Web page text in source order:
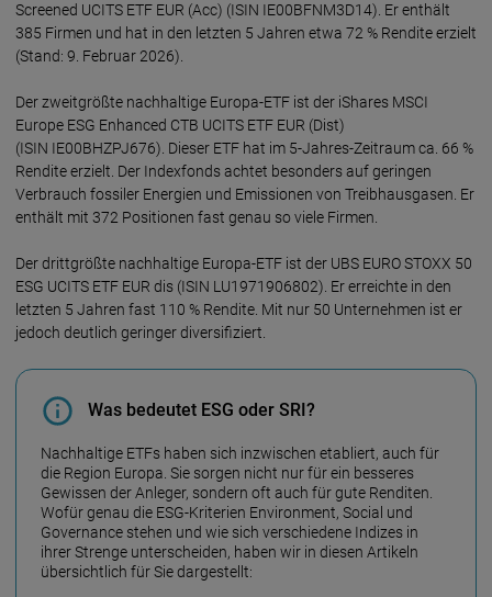
Screened UCITS ETF EUR (Acc) (ISIN IE00BFNM3D14). Er enthält
385 Firmen und hat in den letzten 5 Jahren etwa 72 % Rendite erzielt
(Stand: 9. Februar 2026).
Der zweitgrößte nachhaltige Europa-ETF ist der iShares MSCI
Europe ESG Enhanced CTB UCITS ETF EUR (Dist)
(ISIN IE00BHZPJ676). Dieser ETF hat im 5-Jahres-Zeitraum ca. 66 %
Ren­dite er­zielt. Der Indexfonds achtet besonders auf geringen
Verbrauch fossiler Energien und Emissionen von Treibhausgasen. Er
ent­hält mit 372 Positionen fast genau so viele Firmen.
Der drittgrößte nachhaltige Europa-ETF ist der UBS EURO STOXX 50
ESG UCITS ETF EUR dis (ISIN LU1971906802). Er erreichte in den
letzten 5 Jahren fast 110 % Rendite. Mit nur 50 Unternehmen ist er
jedoch deutlich geringer diversifiziert.
Was bedeutet ESG oder SRI?
Nach­hal­tige ETFs haben sich inzwi­schen eta­bliert, auch für
die Re­gion Europa. Sie sor­gen nicht nur für ein bes­se­res
Gewis­sen der An­le­ger, son­dern oft auch für gute Rendi­ten.
Wo­für genau die ESG-Krite­rien Environ­ment, Social und
Gover­nance stehen und wie sich verschie­dene Indi­zes in
ihrer Stren­ge unter­schei­den, haben wir in diesen Arti­keln
über­sicht­lich für Sie dar­ge­stellt: